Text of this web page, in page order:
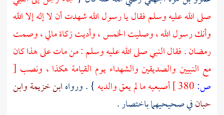
صلى الله عليه وسلم فقال يا رسول الله شهدت أن لا إله إلا الله
وأنك رسول الله ، وصليت الخمس ، وأديت زكاة مالي ، وصمت
رمضان . فقال النبي صلى الله عليه وسلم : من مات على هذا كان
مع النبيين والصديقين والشهداء يوم القيامة هكذا ، ونصب [
ص:
أصبعيه ما لم يعق والديه } . ورواهابن خزيمةوابن
حبانفي صحيحيهما باختصار .